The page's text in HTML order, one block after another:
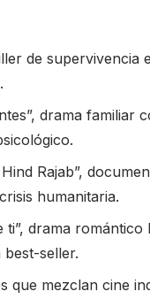
de supervivencia
drama familiar
Rajab”,
humanitaria.
ti”, drama romántico
seller.
que mezclan cine